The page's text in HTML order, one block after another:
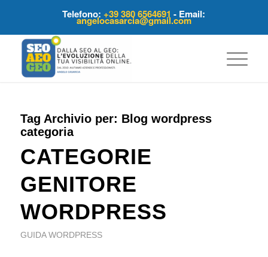
Telefono:+39 380 6564691 - Email:
angelocasarcia@gmail.com
Tag Archivio per: Blog wordpress
categoria
CATEGORIE
GENITORE
WORDPRESS
GUIDA WORDPRESS